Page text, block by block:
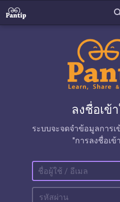
ลงชื่อเข้
ระบบจะจดจำข้อมูลการ
"การลงชื่อเข้